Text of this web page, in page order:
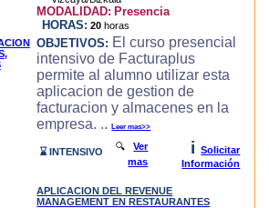
MODALIDAD: Presencia
HORAS: 20 horas
OBJETIVOS: El curso presencial
intensivo de Facturaplus
permite al alumno utilizar esta
aplicacion de gestion de
facturacion y almacenes en la
empresa. ..Leer mas>>
⌛ INTENSIVO 🔍Ver
mas
i
Solicitar
Información
APLICACION DEL REVENUE
MANAGEMENT EN RESTAURANTES